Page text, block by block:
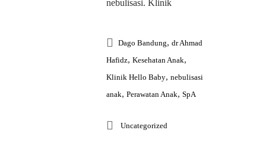
nebulisasi. Klinik
Dago Bandung, dr Ahmad
Hafidz, Kesehatan Anak,
Klinik Hello Baby, nebulisasi
anak, Perawatan Anak, SpA
Uncategorized